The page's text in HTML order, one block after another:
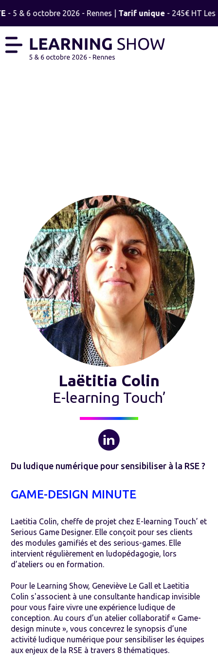
- 5 & 6 octobre 2026 - Rennes | Tarif unique- 245€ HT Les
Laëtitia Colin
E-learning Touch’
Du ludique numérique pour sensibiliser à la RSE ?
GAME-DESIGN MINUTE
Laetitia Colin, cheffe de projet chez E-learning Touch’ et
Serious Game Designer. Elle conçoit pour ses clients
des modules gamifiés et des serious-games. Elle
intervient régulièrement en ludopédagogie, lors
d’ateliers ou en formation.
Pour le Learning Show, Geneviève Le Gall et Laetitia
Colin s'associent à une consultante handicap invisible
pour vous faire vivre une expérience ludique de
conception. Au cours d’un atelier collaboratif « Game-
design minute », vous concevrez le synopsis d’une
activité ludique numérique pour sensibiliser les équipes
aux enjeux de la RSE à travers 8 thématiques.